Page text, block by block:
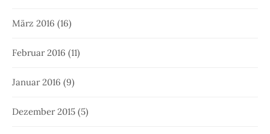
März 2016 (16)
Februar 2016 (11)
Januar 2016 (9)
Dezember 2015 (5)